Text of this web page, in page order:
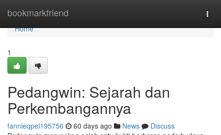
bookmarkfriend
Home
Home
1
Pedangwin: Sejarah dan
Perkembangannya
fannieqpel195756 60 days ago News
Discuss